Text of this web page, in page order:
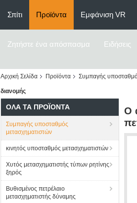
Σπίτι Προϊόντα Εμφάνιση VR
Ζητήστε ένα απόσπασμα Ειδήσεις
Αρχική Σελίδα Προϊόντα Συμπαγής
διανομής
ΌΛΑ ΤΑ ΠΡΟΪΌΝΤΑ
Συμπαγής υποσταθμός
μετασχηματιστών
κινητός υποσταθμός μετασχηματιστών
Χυτός μετασχηματιστής τύπων ρητίνης
ξηρός
Βυθισμένος πετρέλαιο
μετασχηματιστής δύναμης
Ο